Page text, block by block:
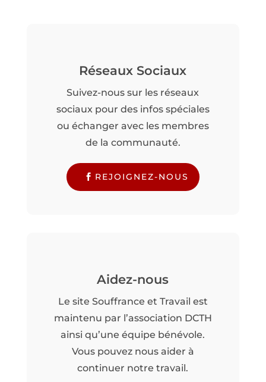
Réseaux Sociaux
Suivez-nous sur les réseaux
sociaux pour des infos spéciales
ou échanger avec les membres
de la communauté.
REJOIGNEZ-NOUS
Aidez-nous
Le site Souffrance et Travail est
maintenu par l’association DCTH
ainsi qu’une équipe bénévole.
Vous pouvez nous aider à
continuer notre travail.